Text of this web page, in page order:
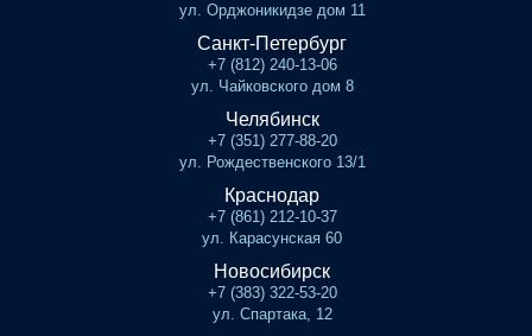
ул. Орджоникидзе дом 11
Санкт-Петербург
+7 (812) 240-13-06
ул. Чайковского дом 8
Челябинск
+7 (351) 277-88-20
ул. Рождественского 13/1
Краснодар
+7 (861) 212-10-37
ул. Карасунская 60
Новосибирск
+7 (383) 322-53-20
ул. Спартака, 12